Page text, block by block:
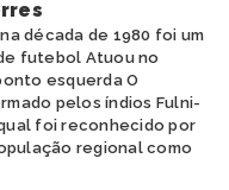
década de 1980 foi um
futebol Atuou no
esquerda O
pelos índios Fulni-
foi reconhecido por
regional como